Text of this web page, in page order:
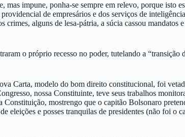
impune, ponha-se sempre em relevo, porque isto
de empresários e dos serviços de
alguns de lesa-pátria, a súcia cassou mandatos
o próprio recesso no poder, tutelando a
Carta, modelo do bom direito constitucional, foi
nossa Constituinte, teve seus trabalhos
mostrengo que o capitão Bolsonaro
e posses tranquilas de presidentes (não foi o